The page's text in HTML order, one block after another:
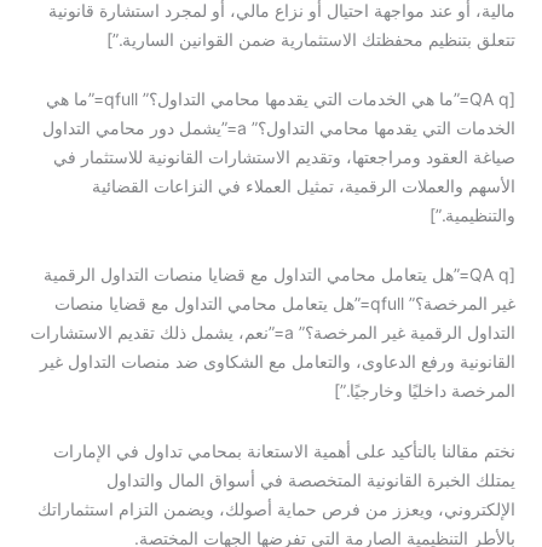
مالية، أو عند مواجهة احتيال أو نزاع مالي، أو لمجرد استشارة قانونية
تتعلق بتنظيم محفظتك الاستثمارية ضمن القوانين السارية.”]
[QA q=”ما هي الخدمات التي يقدمها محامي التداول؟” qfull=”ما هي
الخدمات التي يقدمها محامي التداول؟” a=”يشمل دور محامي التداول
صياغة العقود ومراجعتها، وتقديم الاستشارات القانونية للاستثمار في
الأسهم والعملات الرقمية، تمثيل العملاء في النزاعات القضائية
والتنظيمية.”]
[QA q=”هل يتعامل محامي التداول مع قضايا منصات التداول الرقمية
غير المرخصة؟” qfull=”هل يتعامل محامي التداول مع قضايا منصات
التداول الرقمية غير المرخصة؟” a=”نعم، يشمل ذلك تقديم الاستشارات
القانونية ورفع الدعاوى، والتعامل مع الشكاوى ضد منصات التداول غير
المرخصة داخليًا وخارجيًا.”]
نختم مقالنا بالتأكيد على أهمية الاستعانة بمحامي تداول في الإمارات
يمتلك الخبرة القانونية المتخصصة في أسواق المال والتداول
الإلكتروني، ويعزز من فرص حماية أصولك، ويضمن التزام استثماراتك
بالأطر التنظيمية الصارمة التي تفرضها الجهات المختصة.